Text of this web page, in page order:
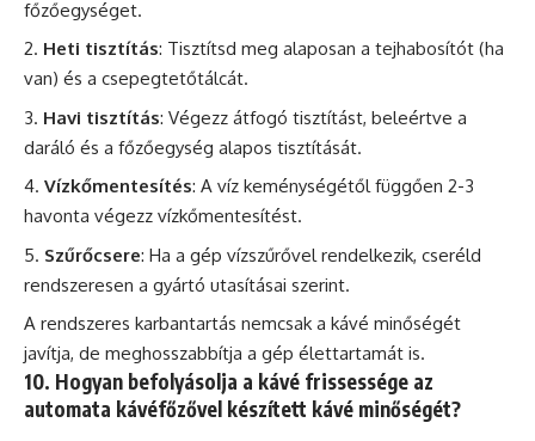
főzőegységet.
Heti tisztítás: Tisztítsd meg alaposan a tejhabosítót (ha
van) és a csepegtetőtálcát.
Havi tisztítás: Végezz átfogó tisztítást, beleértve a
daráló és a főzőegység alapos tisztítását.
Vízkőmentesítés: A víz keménységétől függően 2-3
havonta végezz vízkőmentesítést.
Szűrőcsere: Ha a gép vízszűrővel rendelkezik, cseréld
rendszeresen a gyártó utasításai szerint.
A rendszeres karbantartás nemcsak a kávé minőségét
javítja, de meghosszabbítja a gép élettartamát is.
10. Hogyan befolyásolja a kávé frissessége az
automata kávéfőzővel készített kávé minőségét?